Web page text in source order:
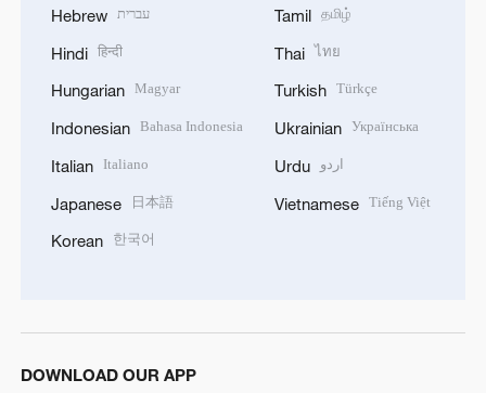
Hebrew עברית
Hindi हिन्दी
Hungarian Magyar
Indonesian Bahasa Indonesia
Italian Italiano
Japanese 日本語
Korean 한국어
Tamil தமிழ்
Thai ไทย
Turkish Türkçe
Ukrainian Українська
Urdu اردو
Vietnamese Tiếng Việt
DOWNLOAD OUR APP